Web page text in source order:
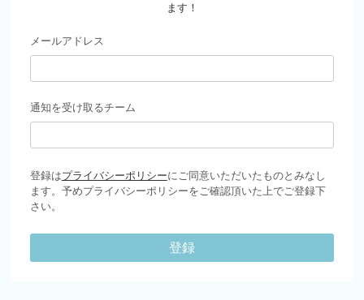
ます！
メールアドレス
通知を受け取るチーム
登録はプライバシーポリシーにご同意いただいたものとみなし
ます。予めプライバシーポリシーをご確認頂いた上でご登録下
さい。
登録